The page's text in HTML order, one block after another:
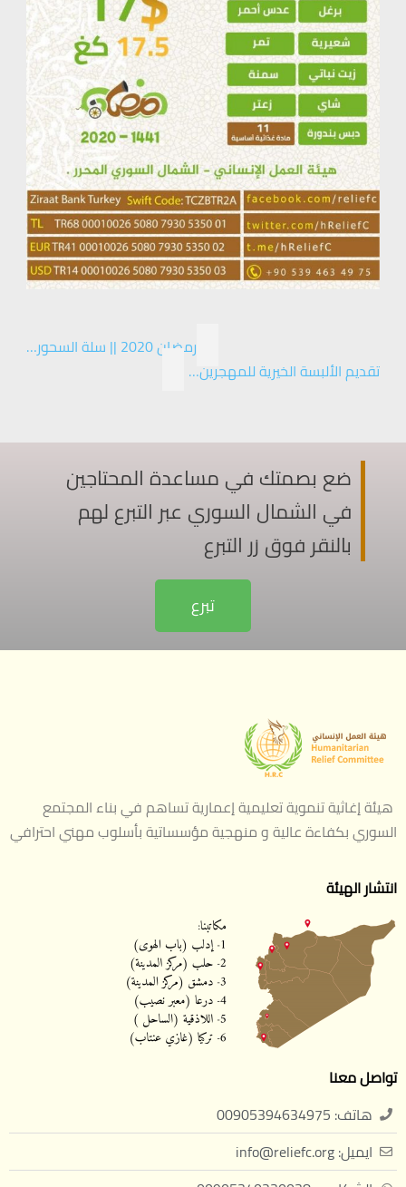
رمضان 2020 || سلة السحور…
تقديم الألبسة الخيرية للمهجرين…
ضع بصمتك في مساعدة المحتاجين
في الشمال السوري عبر التبرع لهم
بالنقر فوق زر التبرع
تبرع
هيئة إغاثية تنموية تعليمية إعمارية تساهم في بناء المجتمع
السوري بكفاءة عالية و منهجية مؤسساتية بأسلوب مهني احترافي
انتشار الهيئة
تواصل معنا
هاتف: 00905394634975
ايميل: info@reliefc.org